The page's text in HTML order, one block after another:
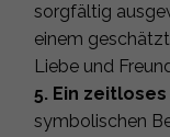
sorgfältig
einem
Liebe und
5. Ein
symbolischen